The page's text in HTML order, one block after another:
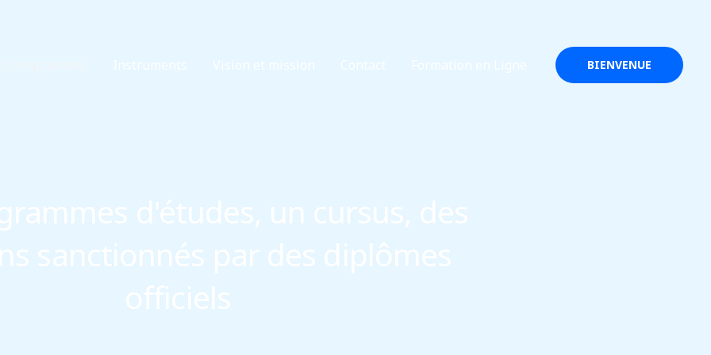
Instruments Vision et mission Contact Formation en Ligne BIENVENUE
d'études, un cursus, des
sanctionnés par des diplômes
officiels